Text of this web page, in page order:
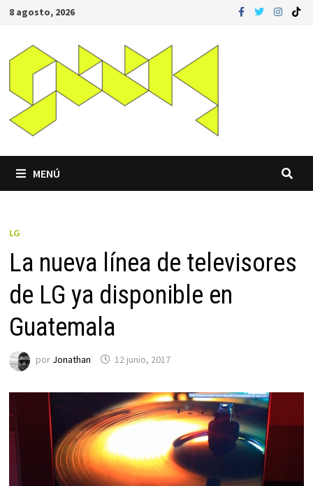
Saltar
contenido
8 agosto, 2026
MENÚ
LG
La nueva línea de televisores
de LG ya disponible en
Guatemala
por Jonathan 12 junio, 2017